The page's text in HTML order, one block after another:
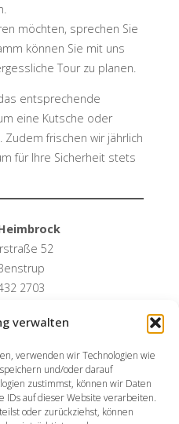
verwalten
verwenden wir Technologien wie
und/oder darauf
zustimmst, können wir Daten
IDs auf dieser Website verarbeiten.
oder zurückziehst, können
möchten, sprechen Sie
können Sie mit uns
Tour zu planen.
entsprechende
eine Kutsche oder
Zudem frischen wir jährlich
für Ihre Sicherheit stets
52
2703